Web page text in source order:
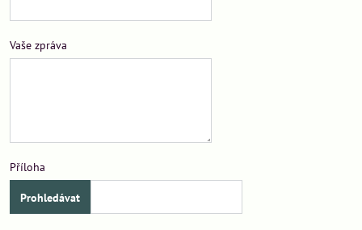
Vaše zpráva
Příloha